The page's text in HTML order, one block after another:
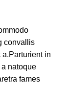
convallis
in
natoque
fames